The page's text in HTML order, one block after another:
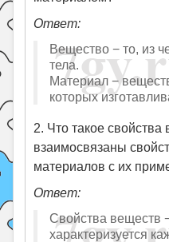
Ответ:
Вещество − то, из
тела.
Материал −
которых
2. Что такое свойства
взаимосвязаны
материалов с их
Ответ:
Свойства веществ
характеризуется